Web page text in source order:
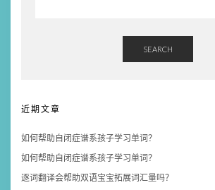
SEARCH
近期文章
如何帮助自闭症谱系孩子学习单词？
如何帮助自闭症谱系孩子学习单词？
逐词翻译会帮助双语宝宝拓展词汇量吗？